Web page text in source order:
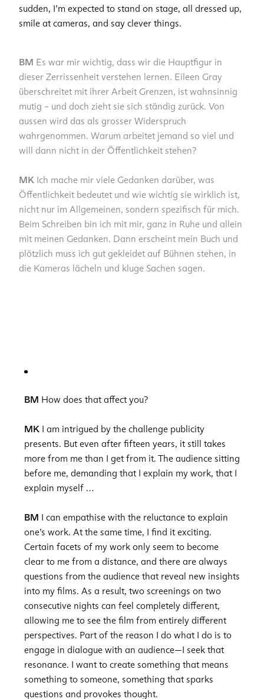
sudden, I’m expected to stand on stage, all dressed up,
smile at cameras, and say clever things.
BM Es war mir wichtig, dass wir die Hauptfigur in
dieser Zerrissenheit verstehen lernen. Eileen Gray
überschreitet mit ihrer Arbeit Grenzen, ist wahnsinnig
mutig – und doch zieht sie sich ständig zurück. Von
aussen wird das als grosser Widerspruch
wahrgenommen. Warum arbeitet jemand so viel und
will dann nicht in der Öffentlichkeit stehen?
MK Ich mache mir viele Gedanken darüber, was
Öffentlichkeit bedeutet und wie wichtig sie wirklich ist,
nicht nur im Allgemeinen, sondern spezifisch für mich.
Beim Schreiben bin ich mit mir, ganz in Ruhe und allein
mit meinen Gedanken. Dann erscheint mein Buch und
plötzlich muss ich gut gekleidet auf Bühnen stehen, in
die Kameras lächeln und kluge Sachen sagen.
BM How does that affect you?
MK I am intrigued by the challenge publicity
presents. But even after fifteen years, it still takes
more from me than I get from it. The audience sitting
before me, demanding that I explain my work, that I
explain myself …
BM I can empathise with the reluctance to explain
one’s work. At the same time, I find it exciting.
Certain facets of my work only seem to become
clear to me from a distance, and there are always
questions from the audience that reveal new insights
into my films. As a result, two screenings on two
consecutive nights can feel completely different,
allowing me to see the film from entirely different
perspectives. Part of the reason I do what I do is to
engage in dialogue with an audience—I seek that
resonance. I want to create something that means
something to someone, something that sparks
questions and provokes thought.